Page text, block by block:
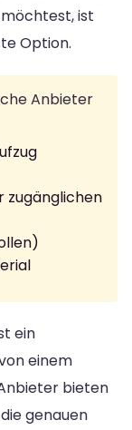
ist
Option.
Anbieter
zugänglichen
ein
einem
bieten
genauen